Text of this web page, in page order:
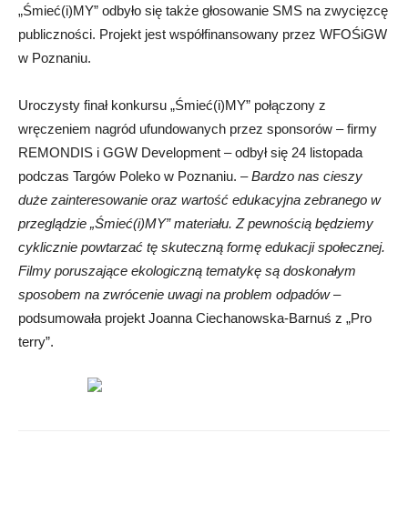
„Śmieć(i)MY” odbyło się także głosowanie SMS na zwycięzcę
publiczności. Projekt jest współfinansowany przez WFOŚiGW
w Poznaniu.
Uroczysty finał konkursu „Śmieć(i)MY” połączony z
wręczeniem nagród ufundowanych przez sponsorów – firmy
REMONDIS i GGW Development – odbył się 24 listopada
podczas Targów Poleko w Poznaniu. –Bardzo nas cieszy
duże zainteresowanie oraz wartość edukacyjna zebranego w
przeglądzie „Śmieć(i)MY” materiału. Z pewnością będziemy
cyklicznie powtarzać tę skuteczną formę edukacji społecznej.
Filmy poruszające ekologiczną tematykę są doskonałym
sposobem na zwrócenie uwagi na problem odpadów–
podsumowała projekt Joanna Ciechanowska-Barnuś z „Pro
terry”.